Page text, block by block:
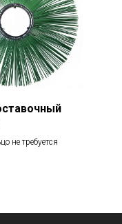
не требуется